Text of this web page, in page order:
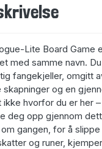
Lite Board Game
med samme navn.
fangekjeller, omgitt
og en
hvorfor du er her
deg opp gjennom
gangen, for å
og runer,